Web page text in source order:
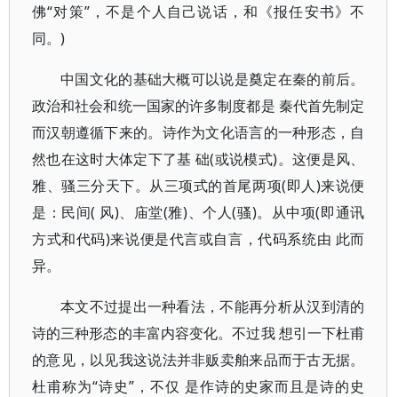
佛“对策”，不是个人自己说话，和《报任安书》不
同。)
中国文化的基础大概可以说是奠定在秦的前后。
政治和社会和统一国家的许多制度都是 秦代首先制定
而汉朝遵循下来的。诗作为文化语言的一种形态，自
然也在这时大体定下了基 础(或说模式)。这便是风、
雅、骚三分天下。从三项式的首尾两项(即人)来说便
是：民间( 风)、庙堂(雅)、个人(骚)。从中项(即通讯
方式和代码)来说便是代言或自言，代码系统由 此而
异。
本文不过提出一种看法，不能再分析从汉到清的
诗的三种形态的丰富内容变化。不过我 想引一下杜甫
的意见，以见我这说法并非贩卖舶来品而于古无据。
杜甫称为“诗史”，不仅 是作诗的史家而且是诗的史